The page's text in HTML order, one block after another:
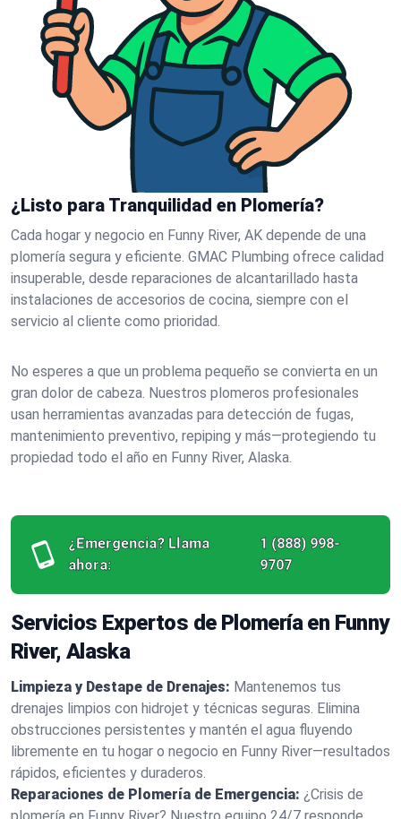
¿Listo para Tranquilidad en Plomería?
Cada hogar y negocio en Funny River, AK depende de una
plomería segura y eficiente. GMAC Plumbing ofrece calidad
insuperable, desde reparaciones de alcantarillado hasta
instalaciones de accesorios de cocina, siempre con el
servicio al cliente como prioridad.
No esperes a que un problema pequeño se convierta en un
gran dolor de cabeza. Nuestros plomeros profesionales
usan herramientas avanzadas para detección de fugas,
mantenimiento preventivo, repiping y más—protegiendo tu
propiedad todo el año en Funny River, Alaska.
¿Emergencia? Llama
ahora:
1 (888) 998-
9707
Servicios Expertos de Plomería en Funny
River, Alaska
Limpieza y Destape de Drenajes: Mantenemos tus
drenajes limpios con hidrojet y técnicas seguras. Elimina
obstrucciones persistentes y mantén el agua fluyendo
libremente en tu hogar o negocio en Funny River—resultados
rápidos, eficientes y duraderos.
Reparaciones de Plomería de Emergencia: ¿Crisis de